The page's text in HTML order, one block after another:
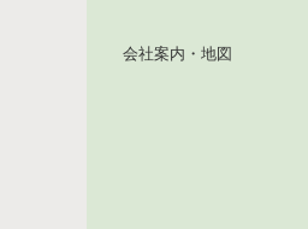
会社案内・地図